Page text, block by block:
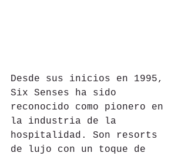
Desde sus inicios en 1995,
Six Senses ha sido
reconocido como pionero en
la industria de la
hospitalidad. Son resorts
de lujo con un toque de